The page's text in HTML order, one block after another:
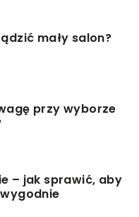
mały salon?
przy wyborze
– jak sprawić, aby